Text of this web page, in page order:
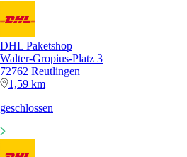
DHL Paketshop
Walter-Gropius-Platz 3
72762 Reutlingen
1,59 km
geschlossen